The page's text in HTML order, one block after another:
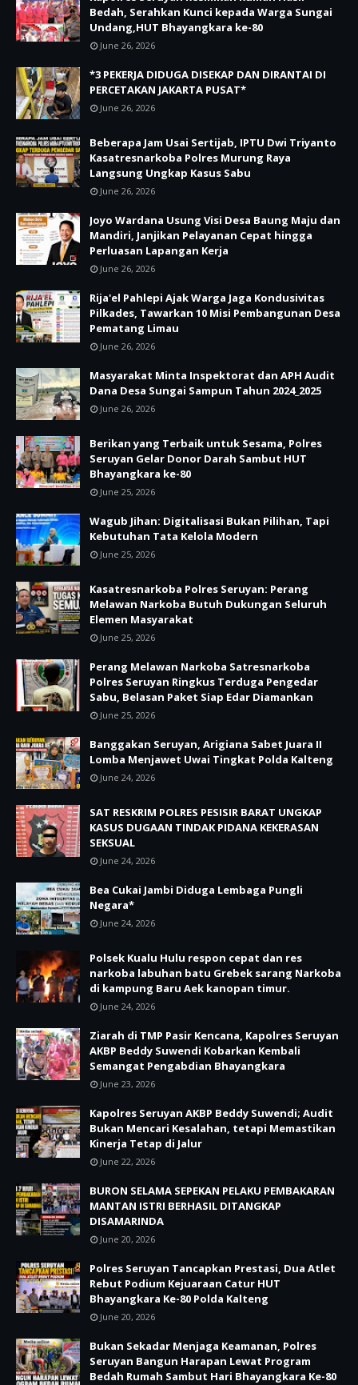
Bedah, Serahkan Kunci kepada Warga Sungai
Undang,HUT Bhayangkara ke-80
June 26, 2026
*3 PEKERJA DIDUGA DISEKAP DAN DIRANTAI DI
PERCETAKAN JAKARTA PUSAT*
June 26, 2026
Beberapa Jam Usai Sertijab, IPTU Dwi Triyanto
Kasatresnarkoba Polres Murung Raya
Langsung Ungkap Kasus Sabu
June 26, 2026
Joyo Wardana Usung Visi Desa Baung Maju dan
Mandiri, Janjikan Pelayanan Cepat hingga
Perluasan Lapangan Kerja
June 26, 2026
Rija'el Pahlepi Ajak Warga Jaga Kondusivitas
Pilkades, Tawarkan 10 Misi Pembangunan Desa
Pematang Limau
June 26, 2026
Masyarakat Minta Inspektorat dan APH Audit
Dana Desa Sungai Sampun Tahun 2024_2025
June 26, 2026
Berikan yang Terbaik untuk Sesama, Polres
Seruyan Gelar Donor Darah Sambut HUT
Bhayangkara ke-80
June 25, 2026
Wagub Jihan: Digitalisasi Bukan Pilihan, Tapi
Kebutuhan Tata Kelola Modern
June 25, 2026
Kasatresnarkoba Polres Seruyan: Perang
Melawan Narkoba Butuh Dukungan Seluruh
Elemen Masyarakat
June 25, 2026
Perang Melawan Narkoba Satresnarkoba
Polres Seruyan Ringkus Terduga Pengedar
Sabu, Belasan Paket Siap Edar Diamankan
June 25, 2026
Banggakan Seruyan, Arigiana Sabet Juara II
Lomba Menjawet Uwai Tingkat Polda Kalteng
June 24, 2026
SAT RESKRIM POLRES PESISIR BARAT UNGKAP
KASUS DUGAAN TINDAK PIDANA KEKERASAN
SEKSUAL
June 24, 2026
Bea Cukai Jambi Diduga Lembaga Pungli
Negara*
June 24, 2026
Polsek Kualu Hulu respon cepat dan res
narkoba labuhan batu Grebek sarang Narkoba
di kampung Baru Aek kanopan timur.
June 24, 2026
Ziarah di TMP Pasir Kencana, Kapolres Seruyan
AKBP Beddy Suwendi Kobarkan Kembali
Semangat Pengabdian Bhayangkara
June 23, 2026
Kapolres Seruyan AKBP Beddy Suwendi; Audit
Bukan Mencari Kesalahan, tetapi Memastikan
Kinerja Tetap di Jalur
June 22, 2026
BURON SELAMA SEPEKAN PELAKU PEMBAKARAN
MANTAN ISTRI BERHASIL DITANGKAP
DISAMARINDA
June 20, 2026
Polres Seruyan Tancapkan Prestasi, Dua Atlet
Rebut Podium Kejuaraan Catur HUT
Bhayangkara Ke-80 Polda Kalteng
June 20, 2026
Bukan Sekadar Menjaga Keamanan, Polres
Seruyan Bangun Harapan Lewat Program
Bedah Rumah Sambut Hari Bhayangkara Ke-80